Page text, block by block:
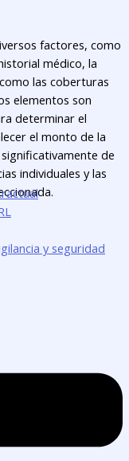
y seguridad
factores, como
médico, la
las coberturas
elementos son
determinar el
el monto de la
de
individuales y las